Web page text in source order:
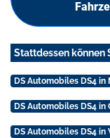
Stattdessen können
DS Automobiles DS4
DS Automobiles DS4
DS Automobiles DS4